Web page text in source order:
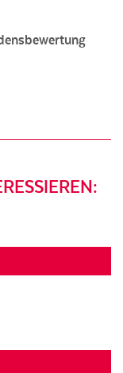
Webseiten zur